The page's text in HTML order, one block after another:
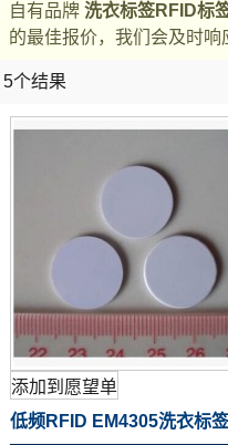
自有品牌 洗衣标签RFID标
的最佳报价，我们会及时
5个结果
添加到愿望单
低频RFID EM4305洗衣标签